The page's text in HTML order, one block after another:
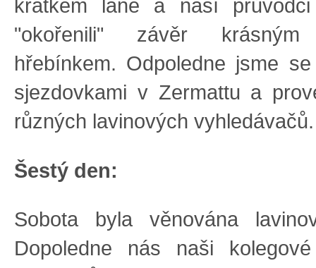
krátkém laně a naší
"okořenili" závěr krásným
hřebínkem. Odpoledne jsme
sjezdovkami v Zermattu a
různých lavinových vyhledávačů.
Šestý den:
Sobota byla věnována
Dopoledne nás naši